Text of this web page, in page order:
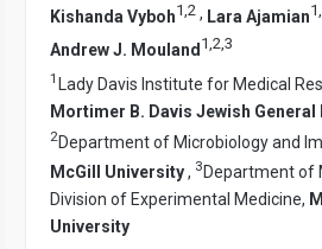
Kishanda Vyboh1,2 , Lara Ajamian1,
Andrew J. Mouland1 2 3
1 Lady Davis Institute for Medical
Mortimer B. Davis Jewish General
2Department of Microbiology and
McGill University, 3 Department of
Division of Experimental Medicine,
University